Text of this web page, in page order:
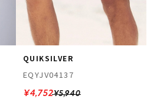
QUIKSILVER
EQYJV04137
¥5,940
¥4,752